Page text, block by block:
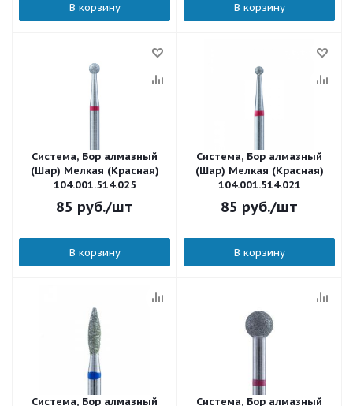
В корзину В корзину
Система, Бор алмазный
(Шар) Мелкая (Красная)
104.001.514.025
85 руб./шт
В корзину
Система, Бор алмазный
(Шар) Мелкая (Красная)
104.001.514.021
85 руб./шт
В корзину
Система, Бор алмазный
Система, Бор алмазный